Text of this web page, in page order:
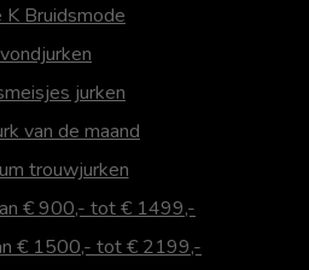
K Bruidsmode
jurken
van de maand
trouwjurken
€ 900,- tot € 1499,-
€ 1500,- tot € 2199,-